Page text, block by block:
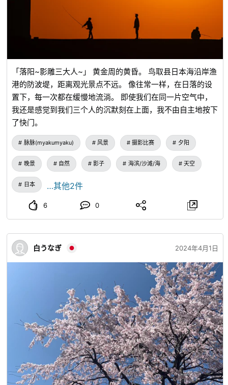
「落阳~影雕三大人~」 黄金周的黄昏。 鸟取县日本海沿岸渔
港的防波堤，距离观光景点不远。 像往常一样，在日落的设
置下，每一次都在缓慢地流淌。 即使我们在同一片空气中，
我还是感觉到我们三个人的沉默刻在上面，我不由自主地按下
了快门。
脉脉(myakumyaku) 风景 摄影比赛 夕阳
晚景 自然 影子 海滨/沙滩/海 天空
日本 …其他2件
6 0
白うなぎ 2024年4月1日